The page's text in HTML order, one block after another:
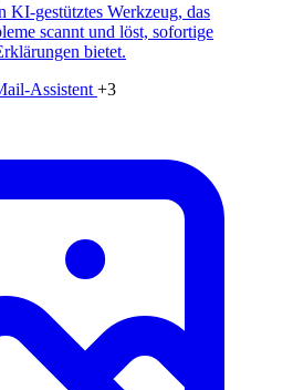
gestütztes Werkzeug, das
scannt und löst, sofortige
bietet.
Assistent +3